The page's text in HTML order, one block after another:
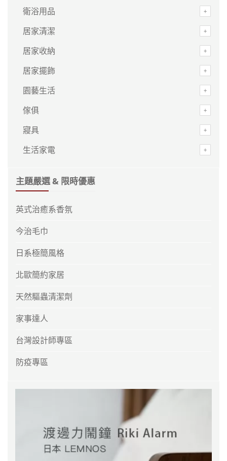
衛浴用品
居家清潔
居家收納
居家擺飾
園藝生活
傢俱
寢具
生活家電
主題嚴選 & 限時優惠
英式治癒系香氛
今治毛巾
日系極簡風格
北歐簡約家居
天然驅蟲清潔劑
家事達人
台灣設計師專區
防疫專區